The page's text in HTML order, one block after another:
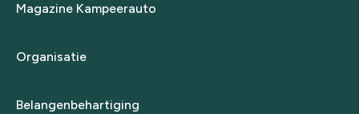
Magazine Kampeerauto
Organisatie
Belangenbehartiging